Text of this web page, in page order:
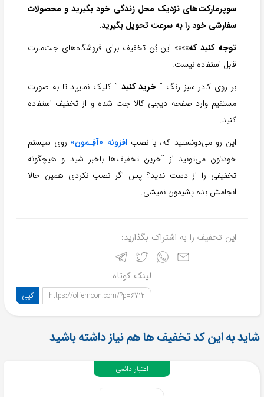
سوپرمارکت‌های نزدیک محل زندگی خود بگیرید و محصولات
سفارشی خود را به سرعت تحویل بگیرید.
توجه کنید که»»»» این بُن تخفیف برای فروشگاه‌های جت‌مارت
قابل استفاده نیست.
بر روی کادر سبز رنگ ” خرید کنید ” کلیک نمایید تا به صورت
مستقیم وارد صفحه دیجی کالا جت شده و از تخفیف استفاده
کنید.
این رو می‌دونستید که، با نصبافزونه «آفِـمون»روی سیستم
خودتون می‌تونید از آخرین تخفیف‌ها باخبر شید و هیچگونه
تخفیفی را از دست ندید؟ پس اگر نصب نکردی همین حالا
انجامش بده پشیمون نمیشی.
این تخفیف را به اشتراک بگذارید:
لینک کوتاه:
https://offemoon.com/?p=6712 کپی
شاید به این کد تخفیف ها هم نیاز داشته باشید
اعتبار دائمی